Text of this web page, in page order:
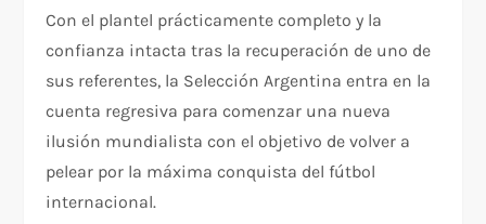
Con el plantel prácticamente completo y la
confianza intacta tras la recuperación de uno de
sus referentes, la Selección Argentina entra en la
cuenta regresiva para comenzar una nueva
ilusión mundialista con el objetivo de volver a
pelear por la máxima conquista del fútbol
internacional.